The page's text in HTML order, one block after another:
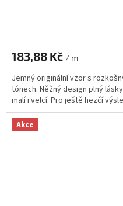
183,88 Kč / m
Jemný originální vzor s
tónech. Něžný design plný
malí i velcí. Pro ještě hezčí
Akce